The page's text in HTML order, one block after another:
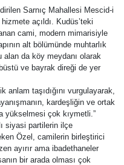
Sarnıç Mahallesi Mescid-i
açıldı. Kudüs’teki
cami, modern mimarisiyle
alt bölümünde muhtarlık
da köy meydanı olarak
ve bayrak direği de yer
taşıdığını vurgulayarak,
kardeşliğin ve ortak
yükselmesi çok kıymetli.”
siyasi partilerin ilçe
Özel, camilerin birleştirici
ayırır ama ibadethaneler
bir arada olması çok